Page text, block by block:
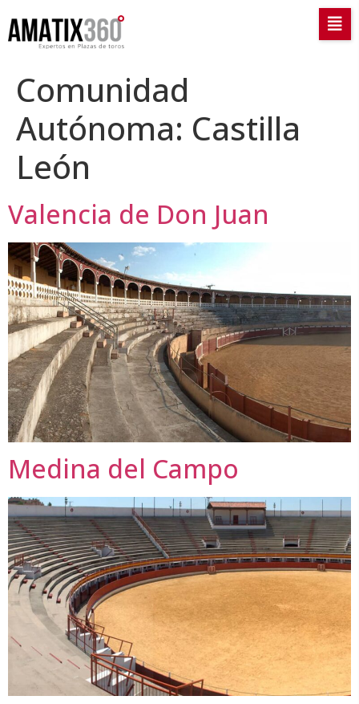
Comunidad
Autónoma: Castilla
León
Valencia de Don Juan
Medina del Campo